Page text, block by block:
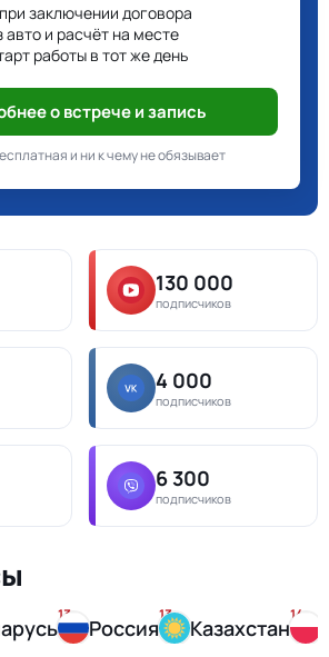
заключении договора
и расчёт на месте
работы в тот же день
о встрече и запись
и ни к чему не обязывает
130 000
подписчиков
4 000
подписчиков
6 300
подписчиков
13
Россия
13
Казахстан
14